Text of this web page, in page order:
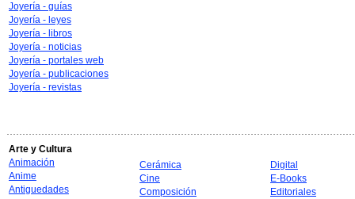
Joyería - guías
Joyería - leyes
Joyería - libros
Joyería - noticias
Joyería - portales web
Joyería - publicaciones
Joyería - revistas
Arte y Cultura
Animación
Anime
Antiguedades
Cerámica
Cine
Composición
Digital
E-Books
Editoriales